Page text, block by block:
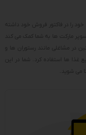
خود را در فاکتور فروش خود داشته
سوپر مارکت ها به شما کمک می کند
در مشاغلی مانند رستوران ها و
ها استفاده کرد. شما در این
می شوید.